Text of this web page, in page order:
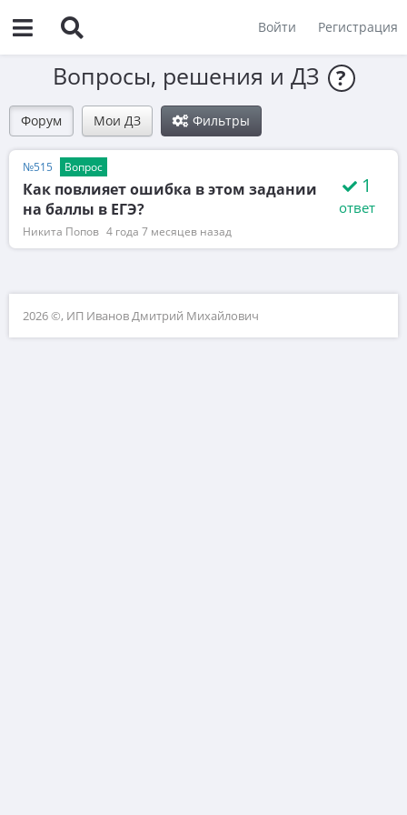
Войти Регистрация
Вопросы, решения и ДЗ ?
Форум Мои ДЗ Фильтры
1
ответ
№515 Вопрос
Как повлияет ошибка в этом задании
на баллы в ЕГЭ?
Никита Попов 4 года 7 месяцев назад
2026 ©, ИП Иванов Дмитрий Михайлович